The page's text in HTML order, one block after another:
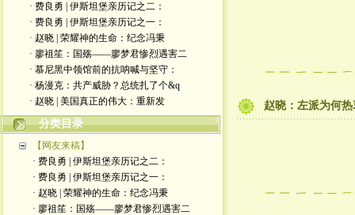
· 费良勇 | 伊斯坦堡亲历记之二：
· 费良勇 | 伊斯坦堡亲历记之一：
· 赵晓 | 荣耀神的生命：纪念冯秉
· 廖祖笙：国殇——廖梦君惨烈遇害二
· 慕尼黑中领馆前的抗呐喊与坚守：
· 杨漫克：共产威胁？总统扎了个&q
· 赵晓 | 美国真正的伟大：重新发
分类目录
【网友来稿】
· 费良勇 | 伊斯坦堡亲历记之二：
· 费良勇 | 伊斯坦堡亲历记之一：
· 赵晓 | 荣耀神的生命：纪念冯秉
· 廖祖笙：国殇——廖梦君惨烈遇害二
赵晓：左派为何